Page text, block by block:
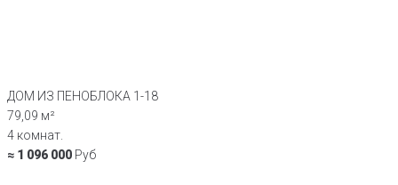
ДОМ ИЗ ПЕНОБЛОКА 1-18
79,09 м²
4 комнат.
≈ 1 096 000 Руб